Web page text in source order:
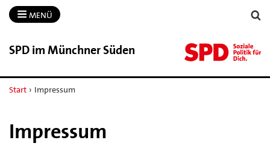
MENÜ
SPD im Münchner Süden
Start › Impressum
Impressum